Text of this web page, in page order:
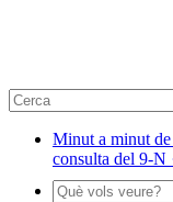
Minut a minut
consulta del 9-N